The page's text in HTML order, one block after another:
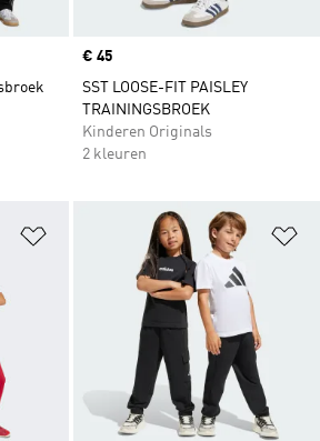
Price
€ 45
SST LOOSE-FIT PAISLEY
TRAININGSBROEK
Kinderen Originals
2 kleuren
Op verlanglijst zetten